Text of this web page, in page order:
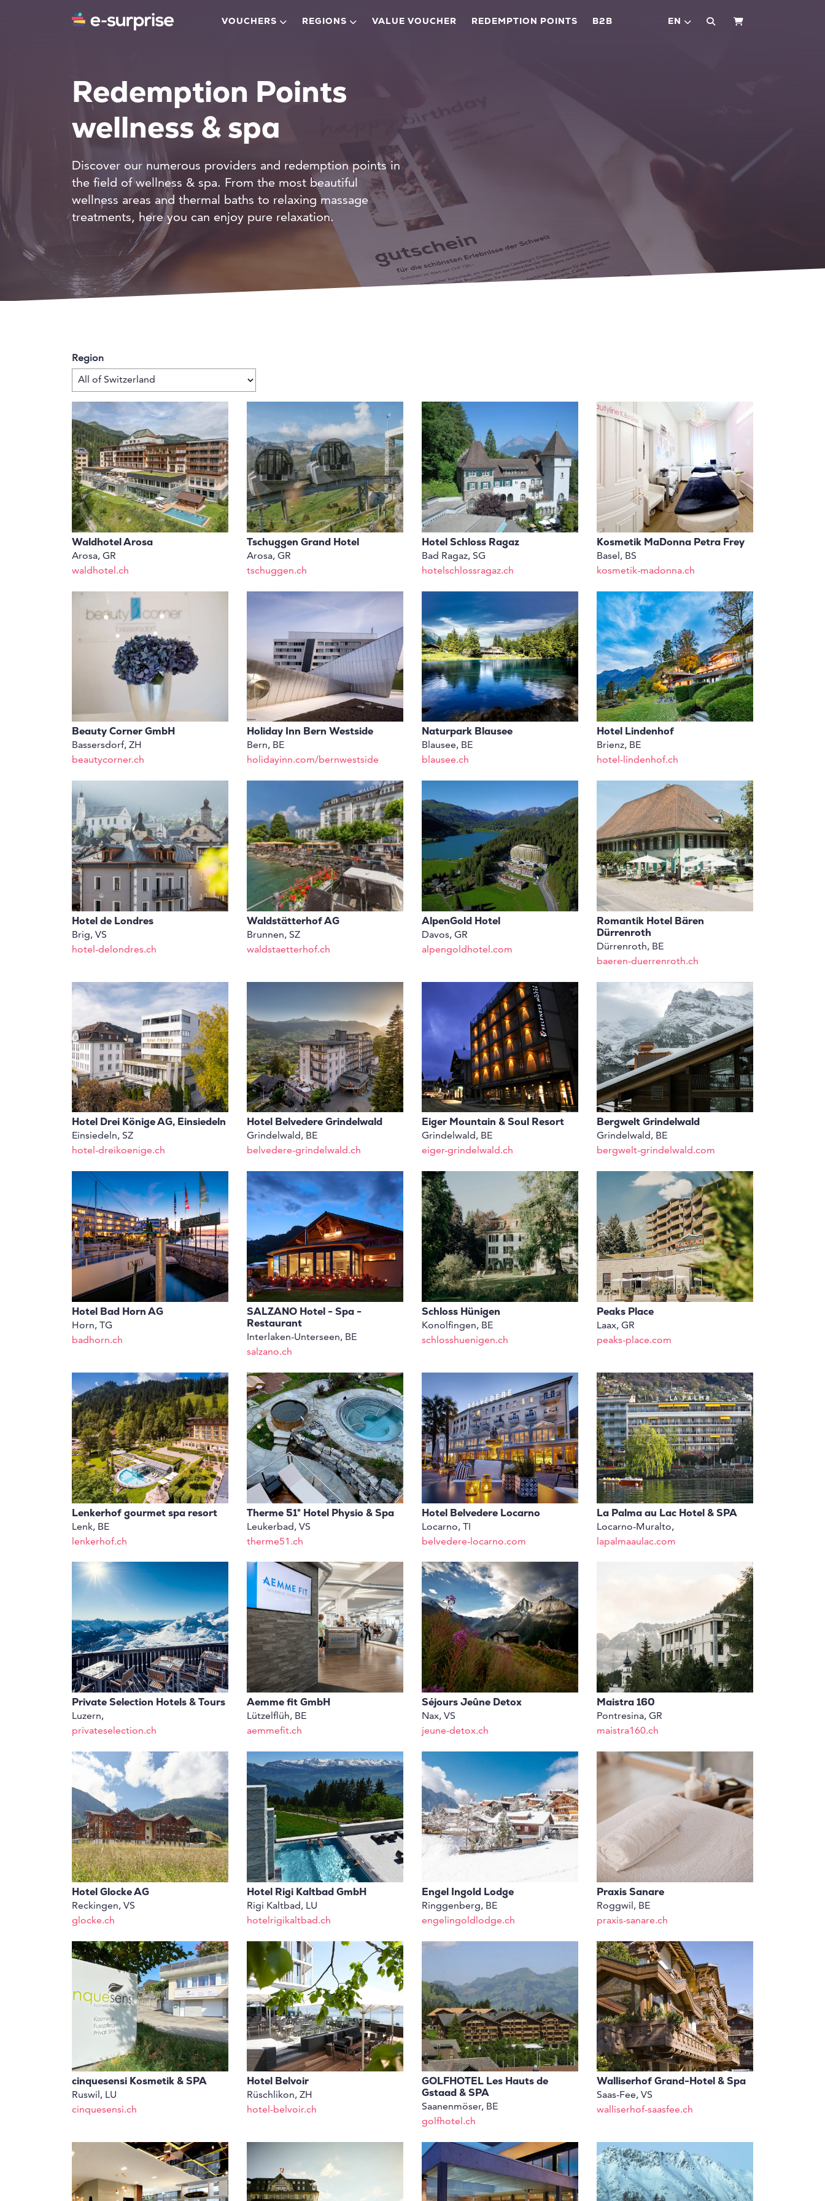
VOUCHERS REGIONS VALUE VOUCHER REDEMPTION POINTS B2B EN SHOPPING CART
Redemption Points
wellness & spa
Discover our numerous providers and redemption points in
the field of wellness & spa. From the most beautiful
wellness areas and thermal baths to relaxing massage
treatments, here you can enjoy pure relaxation.
Region
Waldhotel Arosa
Arosa, GR
waldhotel.ch
Tschuggen Grand Hotel
Arosa, GR
tschuggen.ch
Hotel Schloss Ragaz
Bad Ragaz, SG
hotelschlossragaz.ch
Kosmetik MaDonna Petra Frey
Basel, BS
kosmetik-madonna.ch
Beauty Corner GmbH
Bassersdorf, ZH
beautycorner.ch
Holiday Inn Bern Westside
Bern, BE
holidayinn.com/bernwestside
Naturpark Blausee
Blausee, BE
blausee.ch
Hotel Lindenhof
Brienz, BE
hotel-lindenhof.ch
Hotel de Londres
Brig, VS
hotel-delondres.ch
Waldstätterhof AG
Brunnen, SZ
waldstaetterhof.ch
AlpenGold Hotel
Davos, GR
alpengoldhotel.com
Romantik Hotel Bären
Dürrenroth
Dürrenroth, BE
baeren-duerrenroth.ch
Hotel Drei Könige AG, Einsiedeln
Einsiedeln, SZ
hotel-dreikoenige.ch
Hotel Belvedere Grindelwald
Grindelwald, BE
belvedere-grindelwald.ch
Eiger Mountain & Soul Resort
Grindelwald, BE
eiger-grindelwald.ch
Bergwelt Grindelwald
Grindelwald, BE
bergwelt-grindelwald.com
Hotel Bad Horn AG
Horn, TG
badhorn.ch
SALZANO Hotel - Spa -
Restaurant
Interlaken-Unterseen, BE
salzano.ch
Schloss Hünigen
Konolfingen, BE
schlosshuenigen.ch
Peaks Place
Laax, GR
peaks-place.com
Lenkerhof gourmet spa resort
Lenk, BE
lenkerhof.ch
Therme 51° Hotel Physio & Spa
Leukerbad, VS
therme51.ch
Hotel Belvedere Locarno
Locarno, TI
belvedere-locarno.com
La Palma au Lac Hotel & SPA
Locarno-Muralto,
lapalmaaulac.com
Private Selection Hotels & Tours
Luzern,
privateselection.ch
Aemme fit GmbH
Lützelflüh, BE
aemmefit.ch
Séjours Jeûne Detox
Nax, VS
jeune-detox.ch
Maistra 160
Pontresina, GR
maistra160.ch
Hotel Glocke AG
Reckingen, VS
glocke.ch
Hotel Rigi Kaltbad GmbH
Rigi Kaltbad, LU
hotelrigikaltbad.ch
Engel Ingold Lodge
Ringgenberg, BE
engelingoldlodge.ch
Praxis Sanare
Roggwil, BE
praxis-sanare.ch
cinquesensi Kosmetik & SPA
Ruswil, LU
cinquesensi.ch
Hotel Belvoir
Rüschlikon, ZH
hotel-belvoir.ch
GOLFHOTEL Les Hauts de
Gstaad & SPA
Saanenmöser, BE
golfhotel.ch
Walliserhof Grand-Hotel & Spa
Saas-Fee, VS
walliserhof-saasfee.ch